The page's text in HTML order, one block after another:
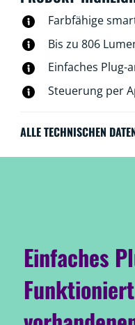
Farbfähige
Bis zu 806
Einfaches Plug-
Steuerung per
ALLE TECHNISCHEN
Einfaches